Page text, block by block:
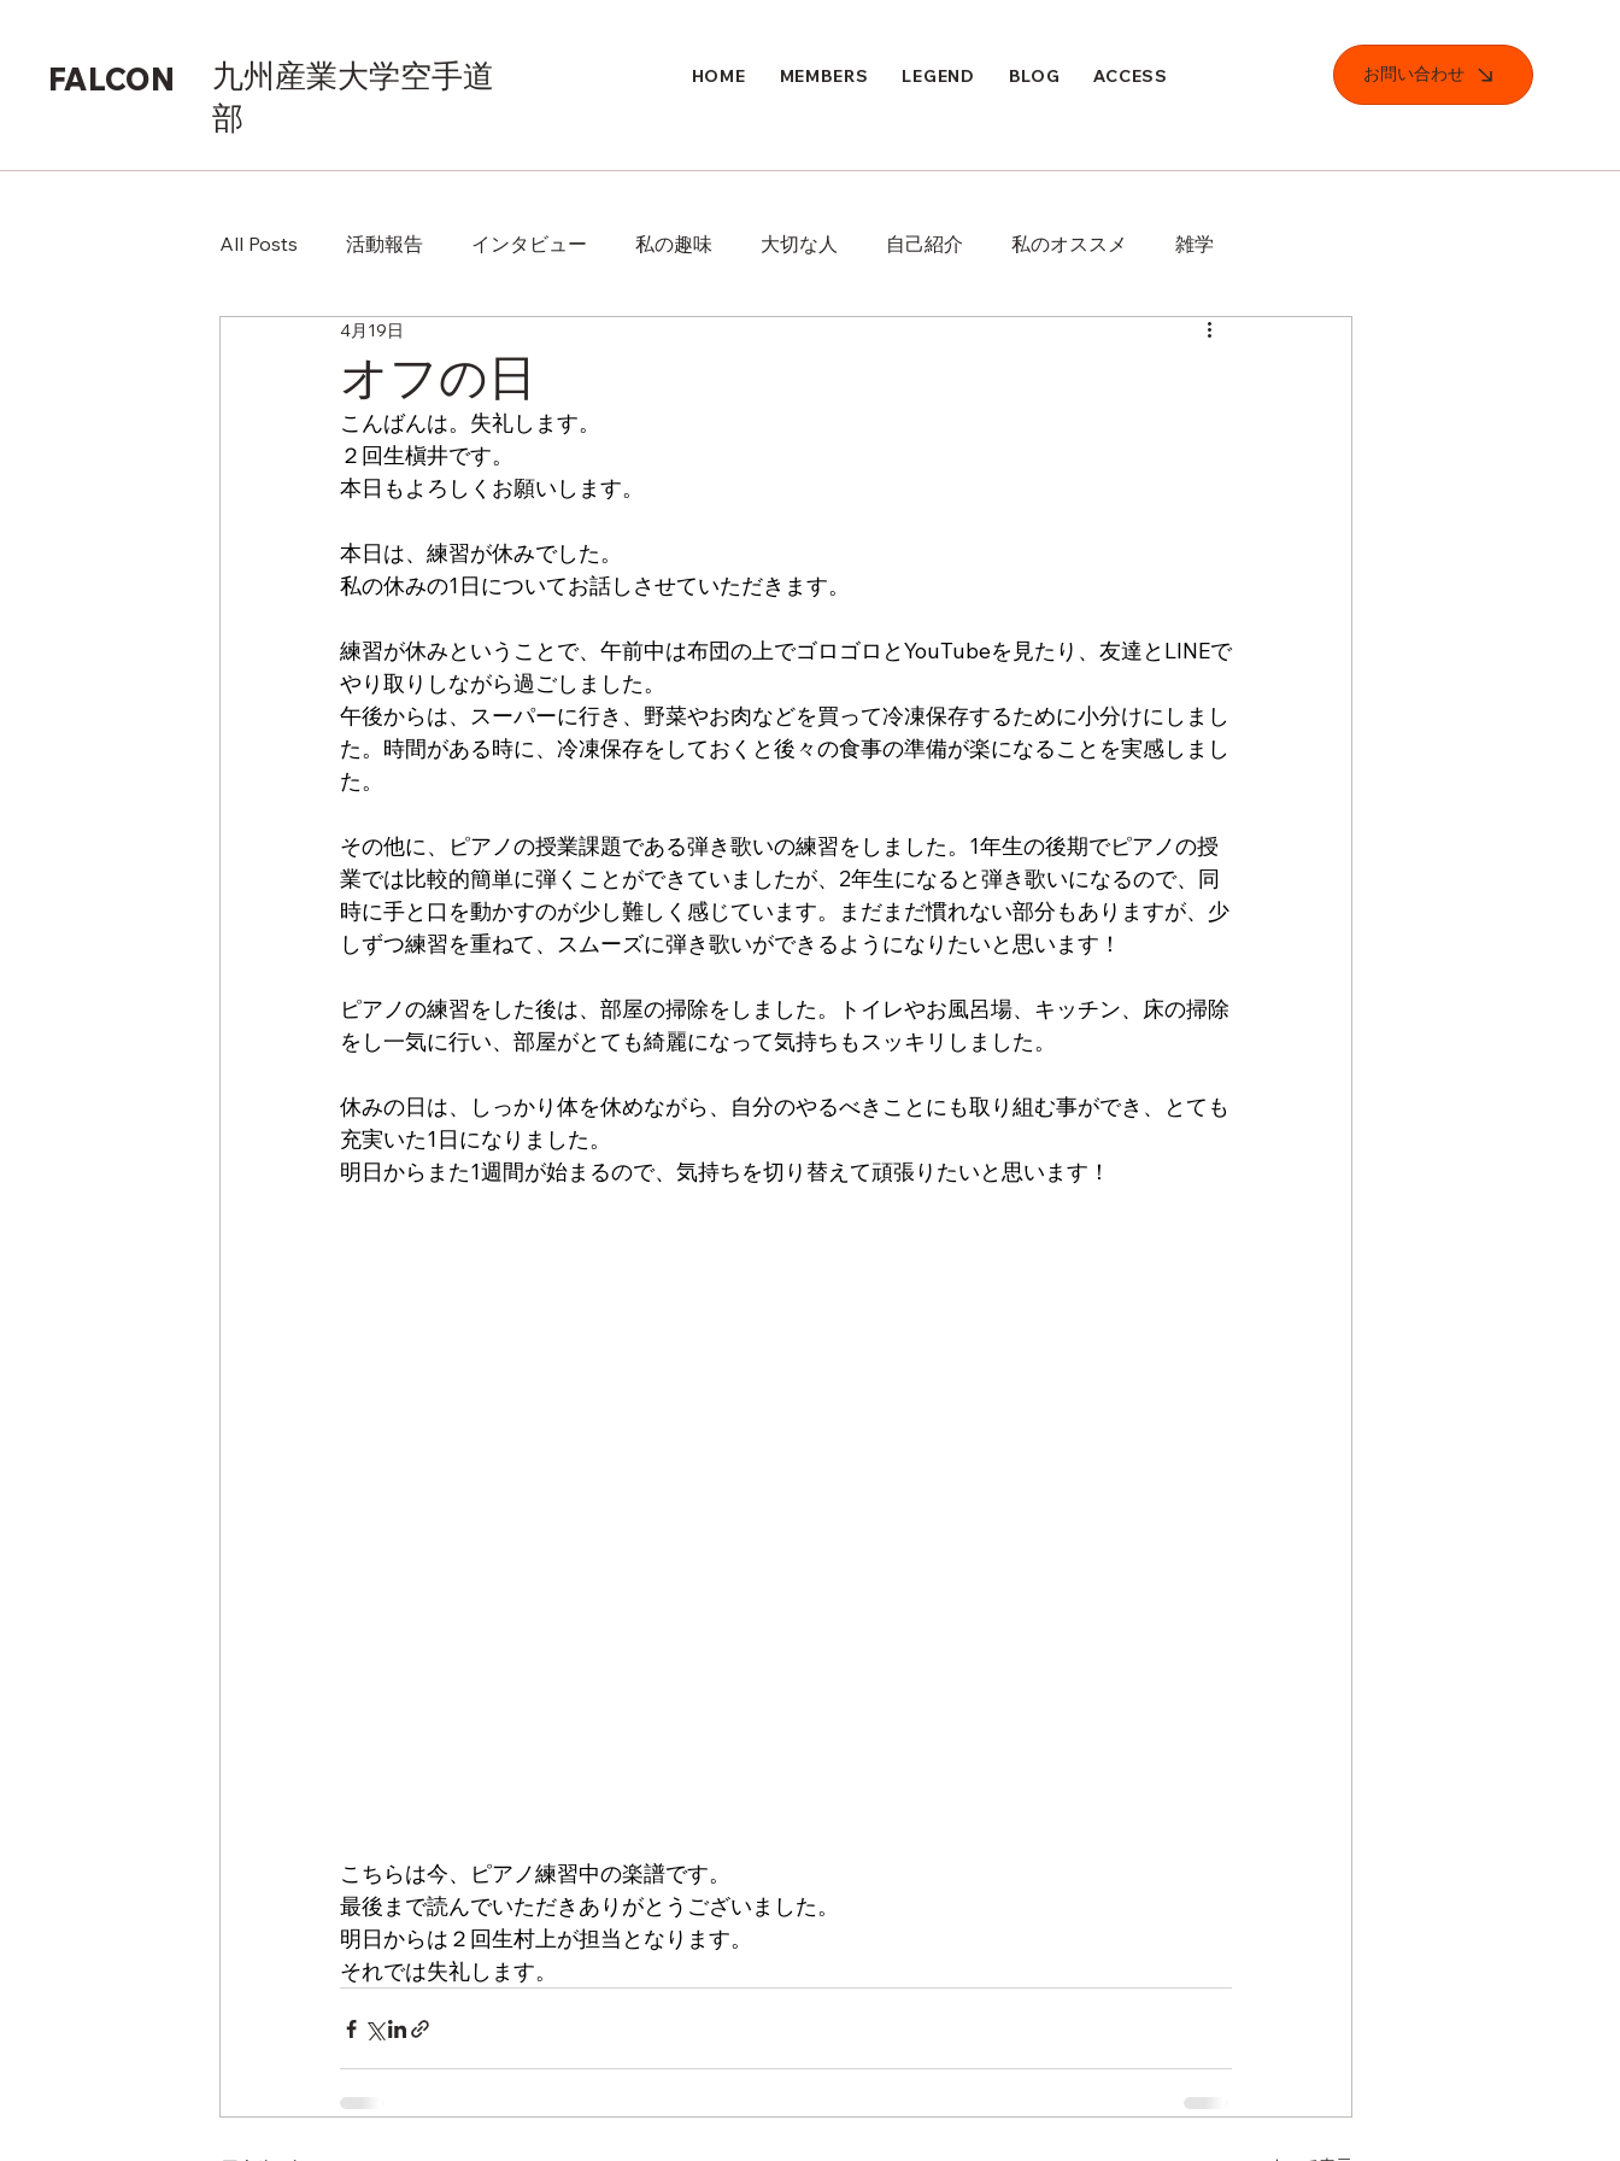
HOME MEMBERS LEGEND BLOG ACCESS お問い合わせ
FALCON
九州産業大学空手道
部
All Posts 活動報告 インタビュー 私の趣味 大切な人 自己紹介 私のオススメ 雑学
オフの日
4月19日
こんばんは。失礼します。
２回生槇井です。
本日もよろしくお願いします。
本日は、練習が休みでした。
私の休みの1日についてお話しさせていただきます。
練習が休みということで、午前中は布団の上でゴロゴロとYouTubeを見たり、友達とLINEで
やり取りしながら過ごしました。
午後からは、スーパーに行き、野菜やお肉などを買って冷凍保存するために小分けにしまし
た。時間がある時に、冷凍保存をしておくと後々の食事の準備が楽になることを実感しまし
た。
その他に、ピアノの授業課題である弾き歌いの練習をしました。1年生の後期でピアノの授
業では比較的簡単に弾くことができていましたが、2年生になると弾き歌いになるので、同
時に手と口を動かすのが少し難しく感じています。まだまだ慣れない部分もありますが、少
しずつ練習を重ねて、スムーズに弾き歌いができるようになりたいと思います！
ピアノの練習をした後は、部屋の掃除をしました。トイレやお風呂場、キッチン、床の掃除
をし一気に行い、部屋がとても綺麗になって気持ちもスッキリしました。
休みの日は、しっかり体を休めながら、自分のやるべきことにも取り組む事ができ、とても
充実いた1日になりました。
明日からまた1週間が始まるので、気持ちを切り替えて頑張りたいと思います！
こちらは今、ピアノ練習中の楽譜です。
最後まで読んでいただきありがとうございました。
明日からは２回生村上が担当となります。
それでは失礼します。